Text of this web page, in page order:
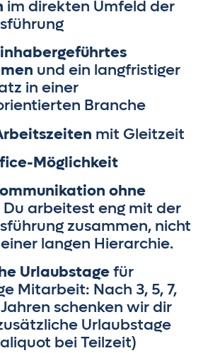
im direkten Umfeld der
und ein langfristiger
in einer
Branche
mit Gleitzeit
Möglichkeit
ohne
Du arbeitest eng mit der
zusammen, nicht
langen Hierarchie.
Urlaubstagefür
Mitarbeit: Nach 3, 5, 7,
Jahren schenken wir dir
Urlaubstage
bei Teilzeit)